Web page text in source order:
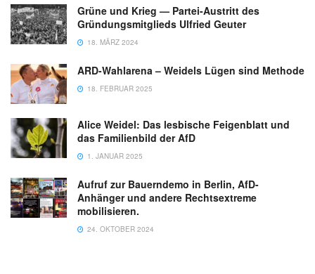
Grüne und Krieg — Partei-Austritt des
Gründungsmitglieds Ulfried Geuter
18. MÄRZ 2024
ARD-Wahlarena – Weidels Lügen sind Methode
18. FEBRUAR 2025
Alice Weidel: Das lesbische Feigenblatt und
das Familienbild der AfD
1. JANUAR 2025
Aufruf zur Bauerndemo in Berlin, AfD-
Anhänger und andere Rechtsextreme
mobilisieren.
24. OKTOBER 2024